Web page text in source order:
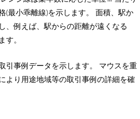
(最小乖離線)を示します。 面積、駅か
、例えば、駅からの距離が遠くなる
す。
引事例データを示します。 マウスを重
より用途地域等の取引事例の詳細を確